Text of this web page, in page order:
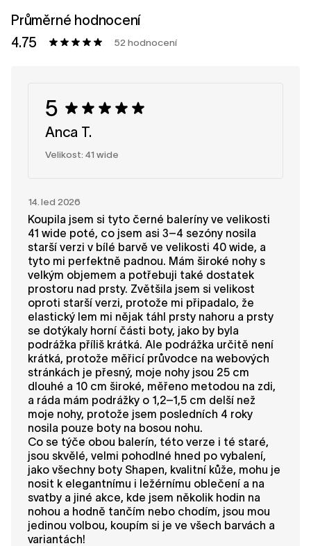
Průměrné hodnocení
4.75
52 hodnocení
5
Anca T.
Velikost: 41 wide
14. led 2026
Koupila jsem si tyto černé baleríny ve velikosti
41 wide poté, co jsem asi 3–4 sezóny nosila
starší verzi v bílé barvě ve velikosti 40 wide, a
tyto mi perfektně padnou. Mám široké nohy s
velkým objemem a potřebuji také dostatek
prostoru nad prsty. Zvětšila jsem si velikost
oproti starší verzi, protože mi připadalo, že
elastický lem mi nějak táhl prsty nahoru a prsty
se dotýkaly horní části boty, jako by byla
podrážka příliš krátká. Ale podrážka určitě není
krátká, protože měřicí průvodce na webových
stránkách je přesný, moje nohy jsou 25 cm
dlouhé a 10 cm široké, měřeno metodou na zdi,
a ráda mám podrážky o 1,2–1,5 cm delší než
moje nohy, protože jsem posledních 4 roky
nosila pouze boty na bosou nohu.
Co se týče obou balerín, této verze i té staré,
jsou skvělé, velmi pohodlné hned po vybalení,
jako všechny boty Shapen, kvalitní kůže, mohu je
nosit k elegantnímu i ležérnímu oblečení a na
svatby a jiné akce, kde jsem několik hodin na
nohou a hodně tančím nebo chodím, jsou mou
jedinou volbou, koupím si je ve všech barvách a
variantách!